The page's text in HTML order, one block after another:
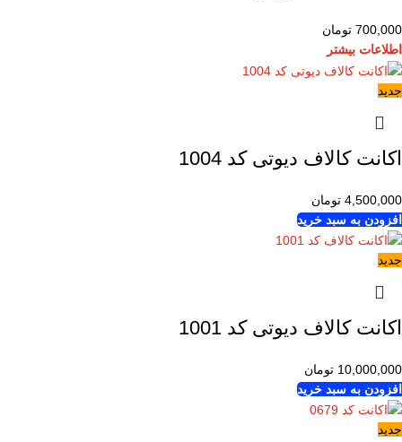
700,000 تومان
اطلاعات بیشتر
جدید
اکانت کالاف دیوتی کد 1004
4,500,000 تومان
افزودن به سبد خرید
جدید
اکانت کالاف دیوتی کد 1001
10,000,000 تومان
افزودن به سبد خرید
جدید